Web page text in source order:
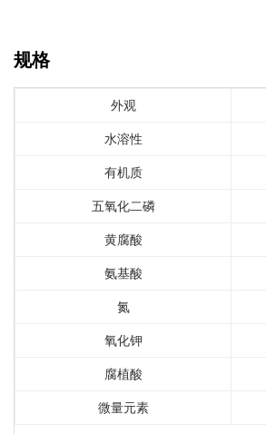
规格
外观
水溶性
有机质
五氧化二磷
黄腐酸
氨基酸
氮
氧化钾
腐植酸
微量元素